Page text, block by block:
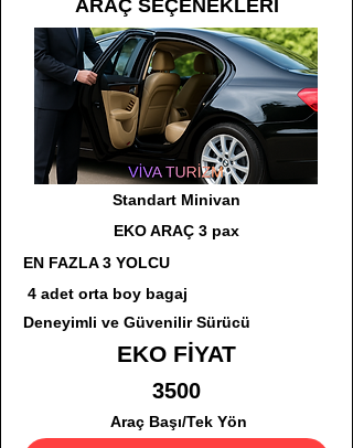
ARAÇ SEÇENEKLERİ
Standart Minivan
EKO ARAÇ 3 pax
EN FAZLA 3 YOLCU
4 adet orta boy bagaj
Deneyimli ve Güvenilir Sürücü
EKO FİYAT
3500
Araç Başı/Tek Yön